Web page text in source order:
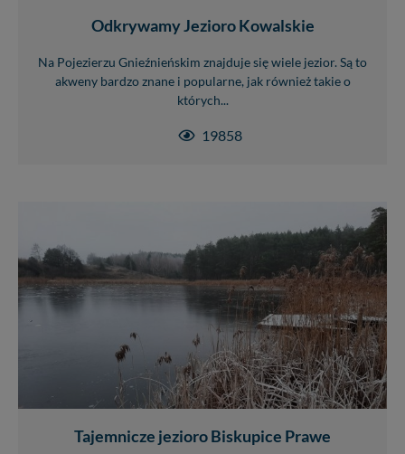
Odkrywamy Jezioro Kowalskie
Na Pojezierzu Gnieźnieńskim znajduje się wiele jezior. Są to
akweny bardzo znane i popularne, jak również takie o
których...
19858
Tajemnicze jezioro Biskupice Prawe